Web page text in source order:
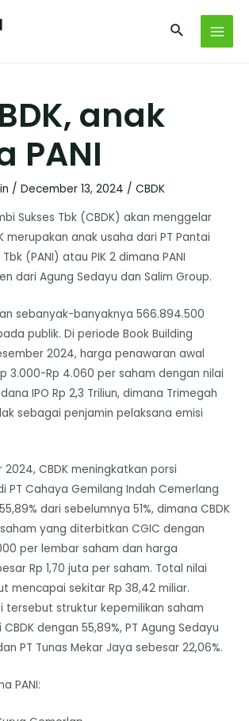
anak
PANI
/December 13, 2024 /CBDK
Sukses Tbk (CBDK) akan menggelar
merupakan anak usaha dari PT Pantai
(PANI) atau PIK 2 dimana PANI
dari Agung Sedayu dan Salim Group.
sebanyak-banyaknya 566.894.500
publik. Di periode Book Building
2024, harga penawaran awal
3.000-Rp 4.060 per saham dengan nilai
IPO Rp 2,3 Triliun, dimana Trimegah
sebagai penjamin pelaksana emisi
CBDK meningkatkan porsi
PT Cahaya Gemilang Indah Cemerlang
dari sebelumnya 51%, dimana CBDK
yang diterbitkan CGIC dengan
per lembar saham dan harga
Rp 1,70 juta per saham. Total nilai
mencapai sekitar Rp 38,42 miliar.
tersebut struktur kepemilikan saham
dengan 55,89%, PT Agung Sedayu
PT Tunas Mekar Jaya sebesar 22,06%.
PANI: